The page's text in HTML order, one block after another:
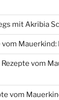
mit Akribia
vom
Rezepte vom
vom